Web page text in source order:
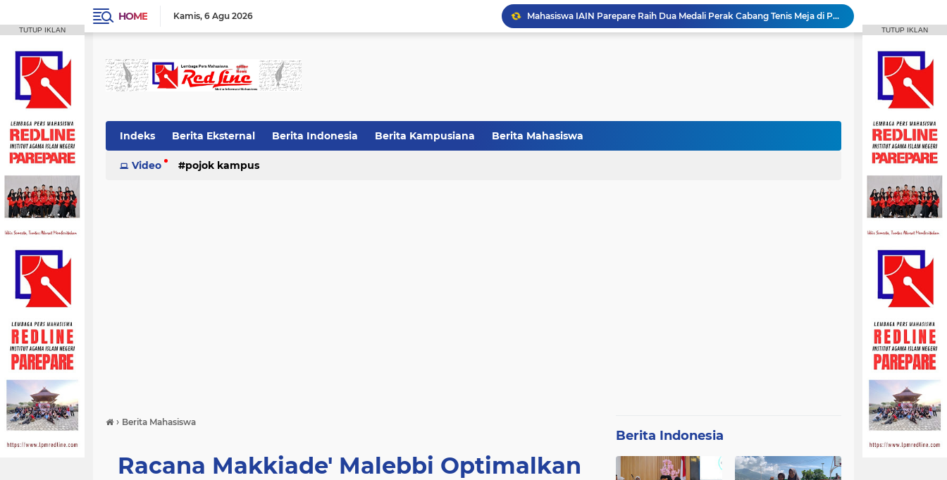
HOME Kamis 6 Agu 2026
Mahasiswa IAIN Parepare Raih Dua Medali Perak Cabang Tenis Meja di POROS INTIM IV
Melalui Abdi Desa HMPS MPI Hadirkan Pelatihan Microsoft Office
FAKSHI Gelar Yudisium, Mahasiswa Diajak Terus Semangat Berproses
Indeks Berita Eksternal Berita Indonesia Berita Kampusiana Berita Mahasiswa
Video pojok kampus
› Berita Mahasiswa
Racana Makkiade' Malebbi Optimalkan
Berita Indonesia
TUTUP IKLAN TUTUP IKLAN